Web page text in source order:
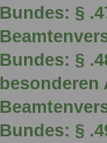
Bundes: §
Bundes: §
besonderen
Bundes: §